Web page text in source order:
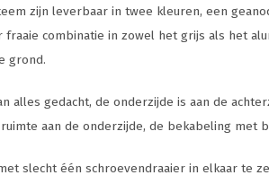
zijn leverbaar in twee kleuren, een
combinatie in zowel het grijs als het
grond.
alles gedacht, de onderzijde is aan de
aan de onderzijde, de bekabeling
slecht één schroevendraaier in elkaar